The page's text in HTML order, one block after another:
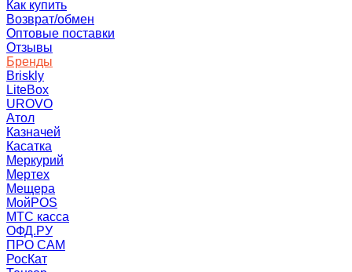
Как купить
Возврат/обмен
Оптовые поставки
Отзывы
Бренды
Briskly
LiteBox
UROVO
Атол
Казначей
Касатка
Меркурий
Мертех
Мещера
МойPOS
МТС касса
ОФД.РУ
ПРО САМ
РосКат